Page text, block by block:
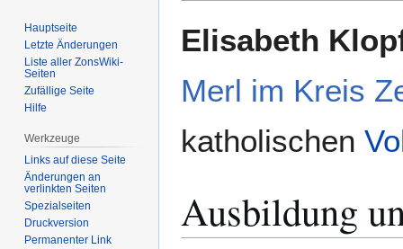
Navigation
Suche
Elisabeth
Merl im Kreis
katholischen
Ausbildung
Hauptseite
Letzte Änderungen
Liste aller ZonsWiki-
Seiten
Zufällige Seite
Hilfe
Werkzeuge
Links auf diese Seite
Änderungen an
verlinkten Seiten
Spezialseiten
Druckversion
Permanenter Link